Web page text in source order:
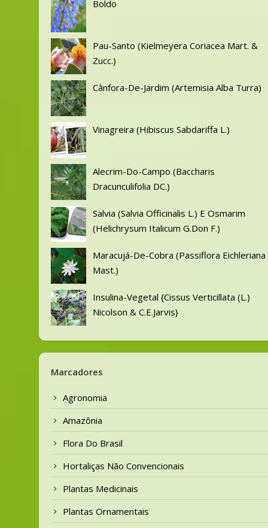
Boldo
Pau-Santo (Kielmeyera Coriacea Mart. &
Zucc.)
Cânfora-De-Jardim (Artemisia Alba Turra)
Vinagreira (Hibiscus Sabdariffa L.)
Alecrim-Do-Campo (Baccharis
Dracunculifolia DC.)
Salvia (Salvia Officinalis L.) E Osmarim
(Helichrysum Italicum G.Don F.)
Maracujá-De-Cobra (Passiflora Eichleriana
Mast.)
Insulina-Vegetal {Cissus Verticillata (L.)
Nicolson & C.E.Jarvis}
Marcadores
Agronomia
Amazônia
Flora Do Brasil
Hortaliças Não Convencionais
Plantas Medicinais
Plantas Ornamentais